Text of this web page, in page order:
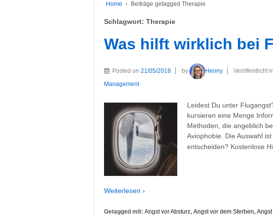
Home › Beiträge getagged Therapie
Schlagwort: Therapie
Was hilft wirklich bei
Posted on 21/05/2018 by Henny Veröffentlicht in
Management
Leidest Du unter
kursieren eine Menge
Methoden, die angeblich
Aviophobie. Die Auswahl
entscheiden? Kostenlose
Weiterlesen ›
Getagged mit: Angst vor Absturz, Angst vor dem Sterben, Angst